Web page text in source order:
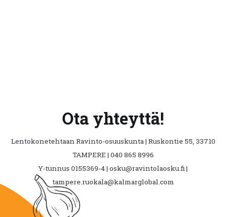
Ota yhteyttä!
Lentokonetehtaan Ravinto-osuuskunta | Ruskontie 55, 33710
TAMPERE | 040 865 8996
Y-tunnus 0155369-4 | osku@ravintolaosku.fi |
tampere.ruokala@kalmarglobal.com